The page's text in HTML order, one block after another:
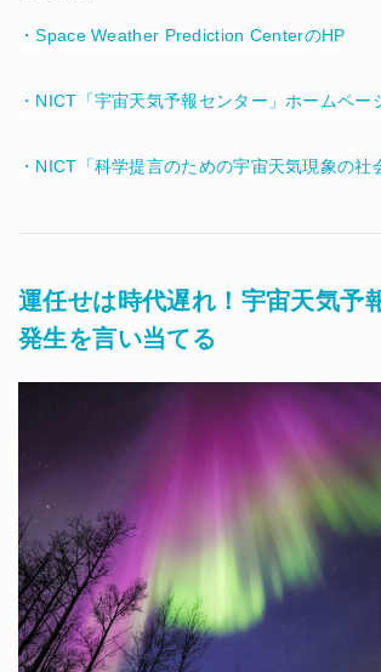
・Space Weather Prediction CenterのHP
・NICT「宇宙天気予報センター」ホームペー
・NICT「科学提言のための宇宙天気現象の社
運任せは時代遅れ！宇宙天気予
発生を言い当てる